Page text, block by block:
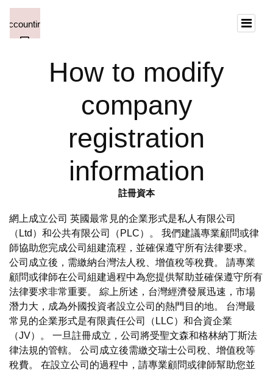
How to modify
company
registration
information
註冊資本
網上成立公司 英國最常見的企業形式是私人有限公司
（Ltd）和公共有限公司（PLC）。 我們建議專業顧問或律
師協助您完成公司組建流程，並確保遵守所有法律要求。
公司成立後，需繳納台灣法人稅、增值稅等稅費。 請專業
顧問或律師在公司組建過程中為您提供幫助並確保遵守所有
法律要求非常重要。 綜上所述，台灣經濟發展迅速，市場
潛力大，成為外國投資者設立公司的熱門目的地。 台灣最
常見的企業形式是有限責任公司（LLC）和合資企業
（JV）。 一旦註冊成立，公司將受聖文森和格林納丁斯法
律法規的管轄。 公司成立後需繳交瑞士公司稅、增值稅等
稅費。 在設立公司的過程中，請專業顧問或律師幫助您並